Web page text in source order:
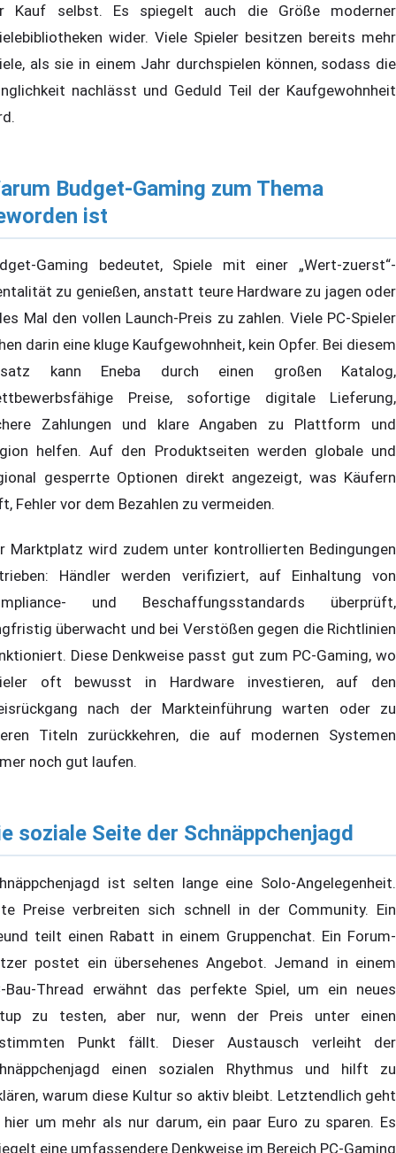
Kauf selbst. Es spiegelt auch die Größe moderner
wider. Viele Spieler besitzen bereits mehr
als sie in einem Jahr durchspielen können, sodass die
nachlässt und Geduld Teil der Kaufgewohnheit
Budget-Gaming zum Thema
ist
Gaming bedeutet, Spiele mit einer „Wert-zuerst“-
zu genießen, anstatt teure Hardware zu jagen oder
Mal den vollen Launch-Preis zu zahlen. Viele PC-Spieler
darin eine kluge Kaufgewohnheit, kein Opfer. Bei diesem
kann Eneba durch einen großen Katalog,
Preise, sofortige digitale Lieferung,
Zahlungen und klare Angaben zu Plattform und
helfen. Auf den Produktseiten werden globale und
gesperrte Optionen direkt angezeigt, was Käufern
Fehler vor dem Bezahlen zu vermeiden.
Marktplatz wird zudem unter kontrollierten Bedingungen
Händler werden verifiziert, auf Einhaltung von
und Beschaffungsstandards überprüft,
überwacht und bei Verstößen gegen die Richtlinien
Diese Denkweise passt gut zum PC-Gaming, wo
oft bewusst in Hardware investieren, auf den
nach der Markteinführung warten oder zu
Titeln zurückkehren, die auf modernen Systemen
noch gut laufen.
soziale Seite der Schnäppchenjagd
ist selten lange eine Solo-Angelegenheit.
Preise verbreiten sich schnell in der Community. Ein
teilt einen Rabatt in einem Gruppenchat. Ein Forum-
postet ein übersehenes Angebot. Jemand in einem
Bau-Thread erwähnt das perfekte Spiel, um ein neues
zu testen, aber nur, wenn der Preis unter einen
Punkt fällt. Dieser Austausch verleiht der
einen sozialen Rhythmus und hilft zu
warum diese Kultur so aktiv bleibt. Letztendlich geht
um mehr als nur darum, ein paar Euro zu sparen. Es
eine umfassendere Denkweise im Bereich PC-Gaming